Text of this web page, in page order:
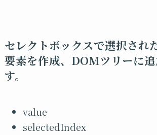
セレクトボックスで選択され
要素を作成、DOMツリーに
す。
value
selectedIndex